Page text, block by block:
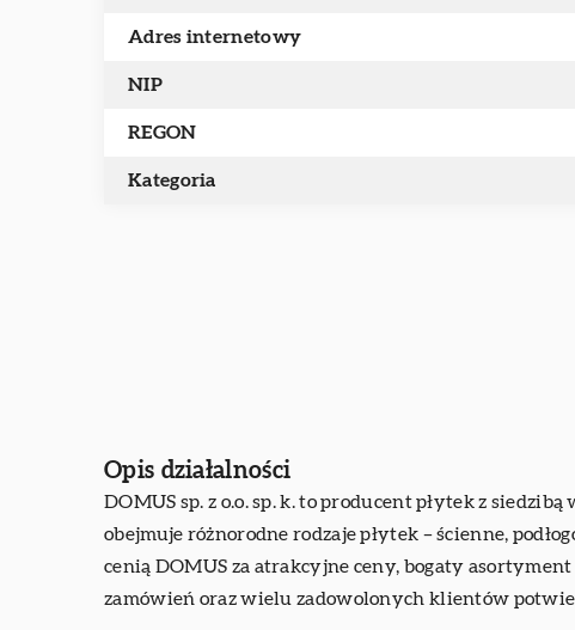
Adres internetowy
NIP
REGON
Kategoria
Opis działalności
DOMUS sp. z o.o. sp. k. to producent płytek z
obejmuje różnorodne rodzaje płytek – ścienne,
cenią DOMUS za atrakcyjne ceny, bogaty
zamówień oraz wielu zadowolonych klientów